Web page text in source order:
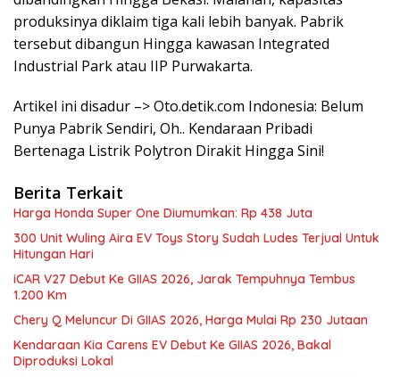
produksinya diklaim tiga kali lebih banyak. Pabrik
tersebut dibangun Hingga kawasan Integrated
Industrial Park atau IIP Purwakarta.
Artikel ini disadur –> Oto.detik.com Indonesia: Belum
Punya Pabrik Sendiri, Oh.. Kendaraan Pribadi
Bertenaga Listrik Polytron Dirakit Hingga Sini!
Berita Terkait
Harga Honda Super One Diumumkan: Rp 438 Juta
300 Unit Wuling Aira EV Toys Story Sudah Ludes Terjual Untuk
Hitungan Hari
iCAR V27 Debut Ke GIIAS 2026, Jarak Tempuhnya Tembus
1.200 Km
Chery Q Meluncur Di GIIAS 2026, Harga Mulai Rp 230 Jutaan
Kendaraan Kia Carens EV Debut Ke GIIAS 2026, Bakal
Diproduksi Lokal